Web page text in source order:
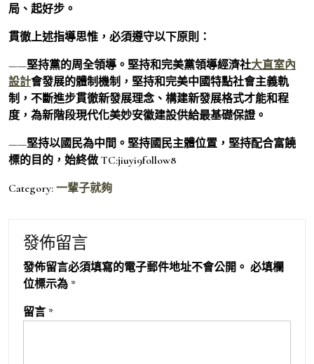
局、起好步。
貫徹上述指導思惟，必須遵守以下原則：
——堅持黨的周全領導。堅持和完美黨領導經濟社大直室內
設計會發展的體制機制，堅持和完美中國特點社會主義軌
制，不斷進步貫徹新發展理念、構建新發展格式才能和程
度，為新階段現代化美妙安徽建設供給最基礎保證。
——堅持以國民為中間。堅持國民主體位置，堅持配合富饒
標的目的，始終做 TC:jiuyi9follow8
Category: 一輩子就夠
發佈留言
發佈留言必須填寫的電子郵件地址不會公開。 必填欄
位標示為 *
留言 *